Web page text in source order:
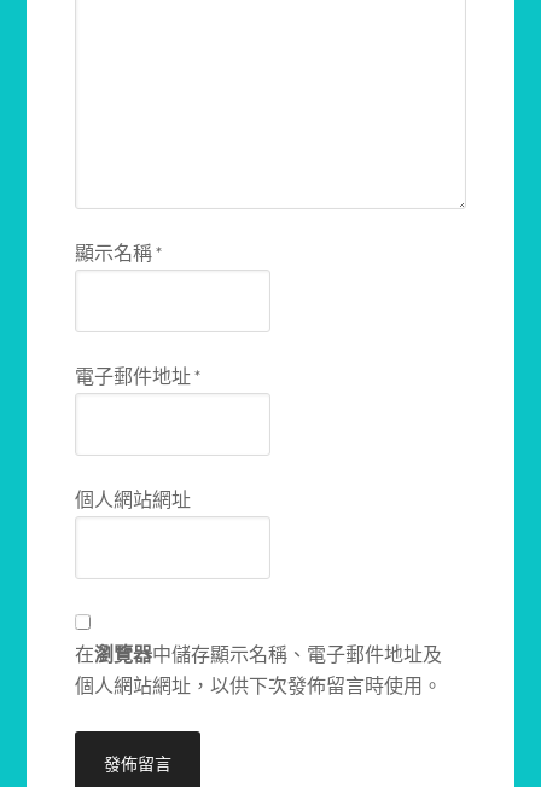
顯示名稱*
電子郵件地址*
個人網站網址
在瀏覽器中儲存顯示名稱、電子郵件地址及
個人網站網址，以供下次發佈留言時使用。